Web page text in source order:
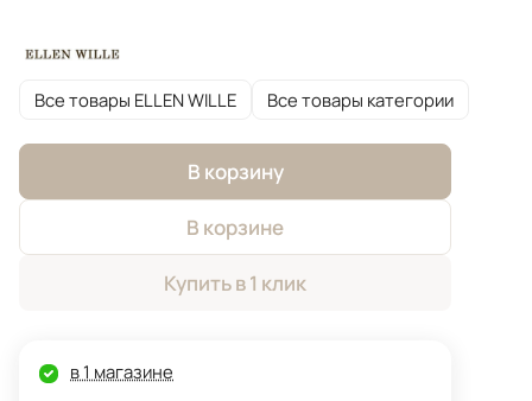
Все товары ELLEN WILLE Все товары категории
В корзину
В корзине
Купить в 1 клик
в 1 магазине